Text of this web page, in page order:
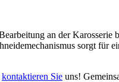
an der Karosserie
sorgt für
kontaktieren Sie uns!